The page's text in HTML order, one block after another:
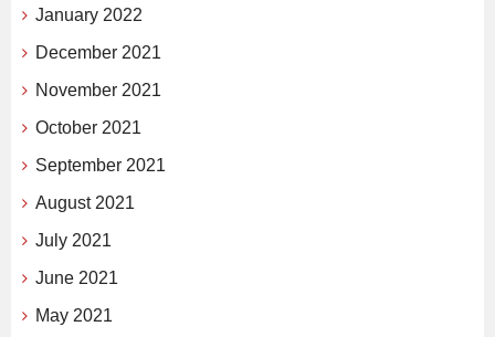
January 2022
December 2021
November 2021
October 2021
September 2021
August 2021
July 2021
June 2021
May 2021